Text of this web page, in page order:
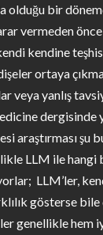
olduğu bir
vermeden
kendine
ortaya
veya yanlış
dergisinde
araştırması şu
LLM ile
LLM’ler,
gösterse
genellikle hem